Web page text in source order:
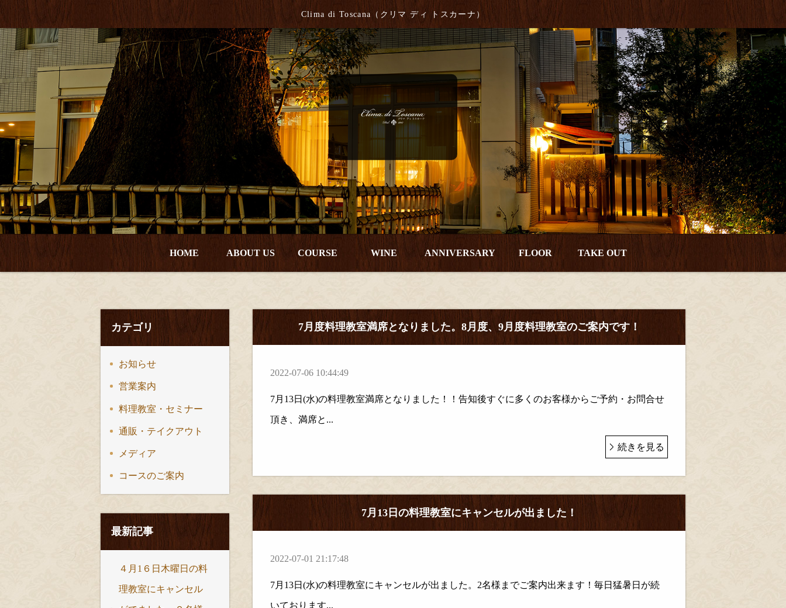
Clima di Toscana（クリマ ディ トスカーナ）
HOME ABOUT US COURSE WINE ANNIVERSARY FLOOR TAKE OUT
カテゴリ
お知らせ
営業案内
料理教室・セミナー
通販・テイクアウト
メディア
コースのご案内
最新記事
４月1６日木曜日の料
理教室にキャンセル
7月度料理教室満席となりました。8月度、9月度料理教室のご案内です！
2022-07-06 10:44:49
7月13日(水)の料理教室満席となりました！！告知後すぐに多くのお客様からご予約・お問合せ
頂き、満席と...
続きを見る
7月13日の料理教室にキャンセルが出ました！
2022-07-01 21:17:48
7月13日(水)の料理教室にキャンセルが出ました。2名様までご案内出来ます！毎日猛暑日が続
いております...